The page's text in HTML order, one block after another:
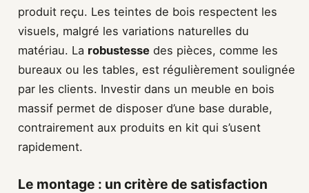
produit reçu. Les teintes de bois respectent les
visuels, malgré les variations naturelles du
matériau. La robustesse des pièces, comme les
bureaux ou les tables, est régulièrement soulignée
par les clients. Investir dans un meuble en bois
massif permet de disposer d’une base durable,
contrairement aux produits en kit qui s’usent
rapidement.
Le montage : un critère de satisfaction